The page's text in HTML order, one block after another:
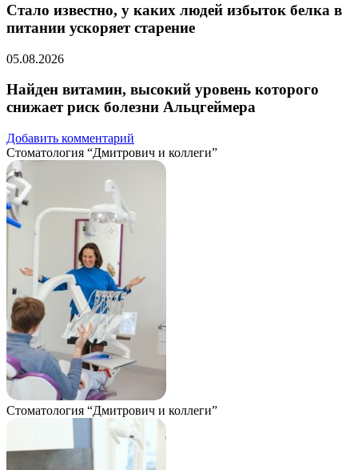
Стало известно, у каких людей избыток белка в
питании ускоряет старение
05.08.2026
Найден витамин, высокий уровень которого
снижает риск болезни Альцгеймера
Добавить комментарий
Стоматология “Дмитрович и коллеги”
Стоматология “Дмитрович и коллеги”